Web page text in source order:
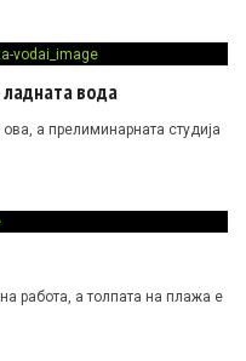
вода
а прелиминарната студија
работа, а толпата на плажа е